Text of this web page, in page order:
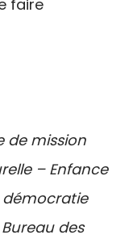
faire
de mission
– Enfance
démocratie
des